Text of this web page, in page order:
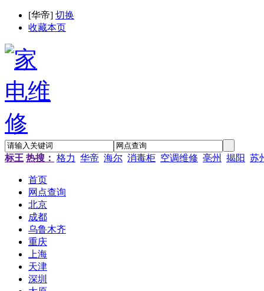
[华帝] 切换
收藏本页
标王 热搜： 格力 华帝 海尔 消毒柜 空调维修 亳州 揭阳 苏
首页
网点查询
北京
成都
乌鲁木齐
重庆
上海
天津
深圳